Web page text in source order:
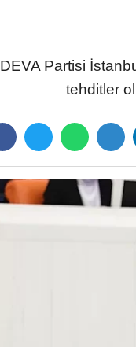
DEVA Partisi
tehditler